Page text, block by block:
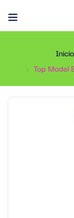
Inicio
Top Model